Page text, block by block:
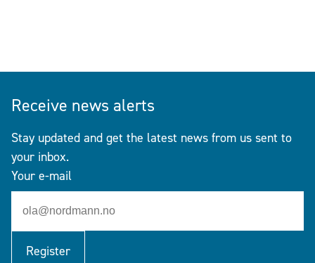
Receive news alerts
Stay updated and get the latest news from us sent to
your inbox.
Your e-mail
Register